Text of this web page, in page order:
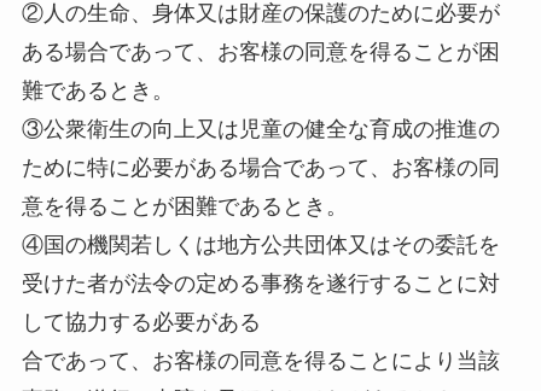
②人の生命、身体又は財産の保護のために必要が
ある場合であって、お客様の同意を得ることが困
難であるとき。
③公衆衛生の向上又は児童の健全な育成の推進の
ために特に必要がある場合であって、お客様の同
意を得ることが困難であるとき。
④国の機関若しくは地方公共団体又はその委託を
受けた者が法令の定める事務を遂行することに対
して協力する必要がある
合であって、お客様の同意を得ることにより当該